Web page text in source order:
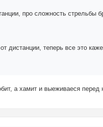
про сложность стрельбы
дистанции, теперь все это
а хамит и выеживаеся перед